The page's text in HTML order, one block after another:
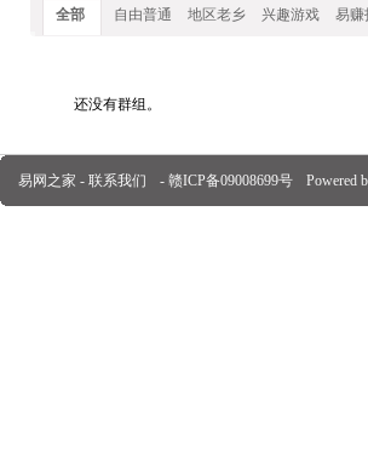
全部 自由普通 地区老乡 兴趣游戏 易赚
还没有群组。
易网之家 - 联系我们 - 赣ICP备09008699号 Powered